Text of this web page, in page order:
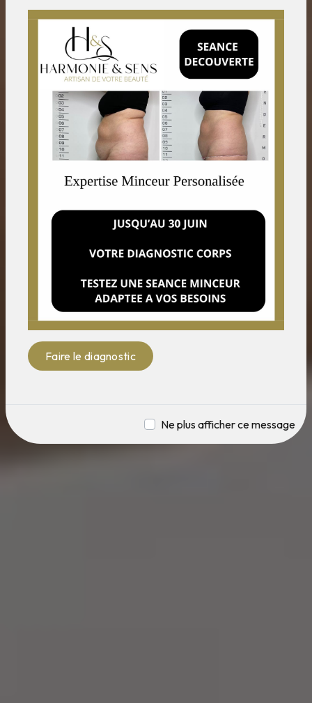
Faire le diagnostic
Ne plus afficher ce message